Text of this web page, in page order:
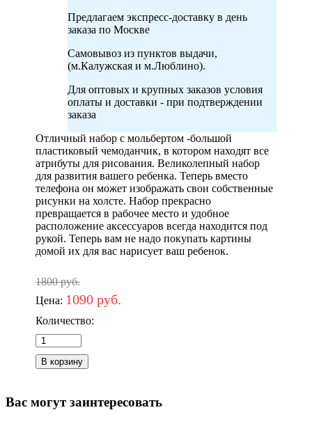
Предлагаем экспресс-доставку в день
заказа по Москве
Самовывоз из пунктов выдачи,
(м.Калужская и м.Люблино).
Для оптовых и крупных заказов условия
оплаты и доставки - при подтверждении
заказа
Отличный набор с мольбертом -большой
пластиковый чемоданчик, в котором находят все
атрибуты для рисования. Великолепный набор
для развития вашего ребенка. Теперь вместо
телефона он может изображать свои собственные
рисунки на холсте. Набор прекрасно
превращается в рабочее место и удобное
расположение аксессуаров всегда находится под
рукой. Теперь вам не надо покупать картины
домой их для вас нарисует ваш ребенок.
1800 руб.
Цена: 1090 руб.
Количество:
Вас могут заинтересовать